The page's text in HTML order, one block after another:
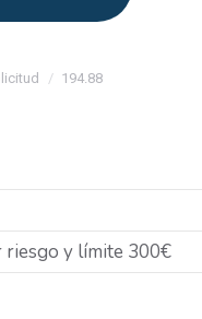
194.88
riesgo y límite 300€